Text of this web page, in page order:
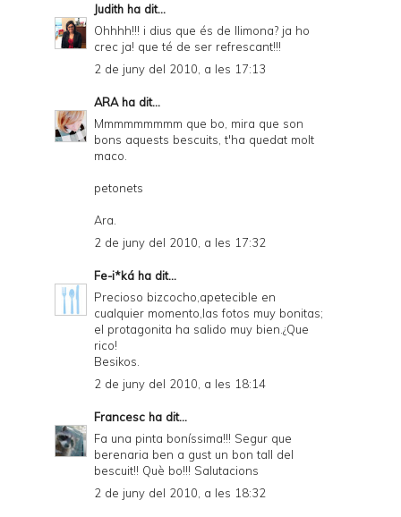
Judith ha dit...
Ohhhh!!! i dius que és de llimona? ja ho
crec ja! que té de ser refrescant!!!
2 de juny del 2010, a les 17:13
ARAha dit...
Mmmmmmmmm que bo, mira que son
bons aquests bescuits, t'ha quedat molt
maco.
petonets
Ara.
2 de juny del 2010, a les 17:32
Fe-i*ká ha dit...
Precioso bizcocho,apetecible en
cualquier momento,las fotos muy bonitas;
el protagonita ha salido muy bien.¿Que
rico!
Besikos.
2 de juny del 2010, a les 18:14
Francesc ha dit...
Fa una pinta boníssima!!! Segur que
berenaria ben a gust un bon tall del
bescuit!! Què bo!!! Salutacions
2 de juny del 2010, a les 18:32